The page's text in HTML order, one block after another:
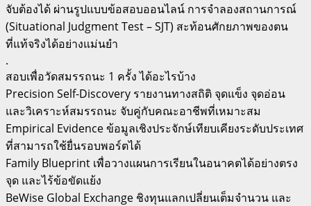
จับต้องได้ ผ่านรูปแบบข้อสอบออนไลน์ การจำลองสถานการณ์
(Situational Judgment Test – SJT) สะท้อนศักยภาพของตน
ที่แท้จริงได้อย่างแม่นยำ
.
สอบเพื่อวัดสมรรถนะ 1 ครั้ง ได้อะไรบ้าง
Precision Self-Discovery รายงานทางสถิติ จุดแข็ง จุดอ่อน
และวิเคราะห์สมรรถนะ จับคู่กับคณะอาชีพที่เหมาะสม
Empirical Evidence ข้อมูลเชิงประจักษ์เทียบเคียงระดับประเทศ
ที่สามารถใช้ยื่นรอบพอร์ตได้
Family Blueprint เพื่อวางแผนการเรียนในอนาคตได้อย่างตรง
จุด และไร้ข้อขัดแย้ง
BeWise Global Exchange ชิงทุนแลกเปลี่ยนเต็มจำนวน และ